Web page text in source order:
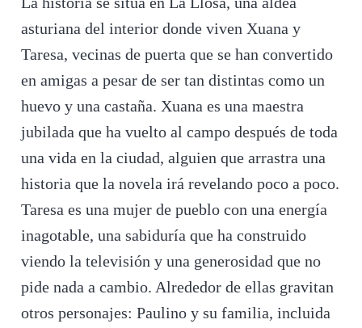
asturiana del interior donde viven Xuana y
Taresa, vecinas de puerta que se han convertido
en amigas a pesar de ser tan distintas como un
huevo y una castaña. Xuana es una maestra
jubilada que ha vuelto al campo después de toda
una vida en la ciudad, alguien que arrastra una
historia que la novela irá revelando poco a poco.
Taresa es una mujer de pueblo con una energía
inagotable, una sabiduría que ha construido
viendo la televisión y una generosidad que no
pide nada a cambio. Alrededor de ellas gravitan
otros personajes: Paulino y su familia, incluida